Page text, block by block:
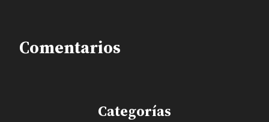
Comentarios
Categorías